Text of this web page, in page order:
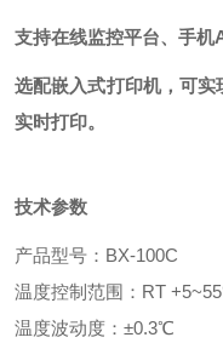
支持在线监控平台、手机
选配嵌入式打印机，可
实时打印。
技术参数
产品型号：BX-100C
温度控制范围：RT
温度波动度：±0.3℃